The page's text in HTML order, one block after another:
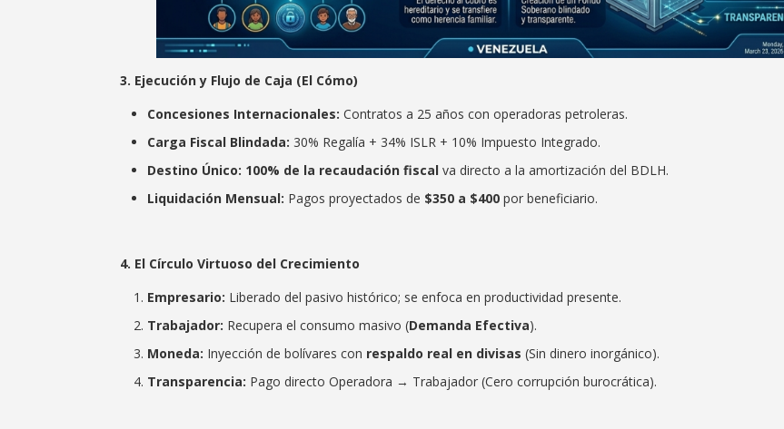
3. Ejecución y Flujo de Caja (El Cómo)
Concesiones Internacionales: Contratos a 25 años con operadoras petroleras.
Carga Fiscal Blindada: 30% Regalía + 34% ISLR + 10% Impuesto Integrado.
Destino Único: 100% de la recaudación fiscal va directo a la amortización del BDLH.
Liquidación Mensual: Pagos proyectados de $350 a $400 por beneficiario.
4. El Círculo Virtuoso del Crecimiento
Empresario: Liberado del pasivo histórico; se enfoca en productividad presente.
Trabajador: Recupera el consumo masivo (Demanda Efectiva).
Moneda: Inyección de bolívares con respaldo real en divisas (Sin dinero inorgánico).
Transparencia: Pago directo Operadora → Trabajador (Cero corrupción burocrática).